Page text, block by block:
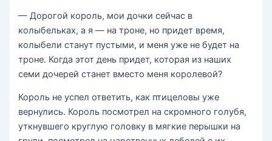
— Дорогой король, мои дочки сейчас в
колыбельках, а я — на троне, но придет время,
колыбели станут пустыми, и меня уже не будет на
троне. Когда этот день придет, которая из наших
семи дочерей станет вместо меня королевой?
Король не успел ответить, как птицеловы уже
вернулись. Король посмотрел на скромного голубя,
уткнувшего круглую головку в мягкие перышки на